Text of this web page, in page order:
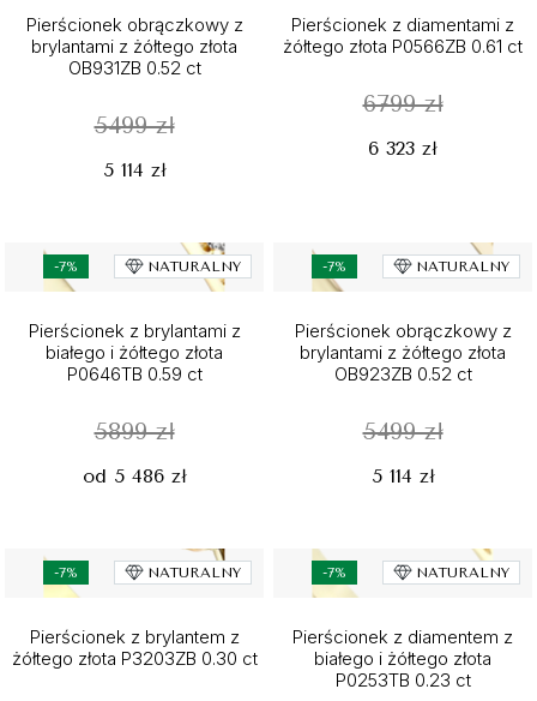
Pierścionek obrączkowy z
brylantami z żółtego złota
OB931ZB 0.52 ct
5499 zł
5 114 zł
Pierścionek z diamentami z
żółtego złota P0566ZB 0.61 ct
6799 zł
6 323 zł
-7% NATURALNY
Pierścionek z brylantami z
białego i żółtego złota
P0646TB 0.59 ct
5899 zł
od 5 486 zł
-7% NATURALNY
Pierścionek obrączkowy z
brylantami z żółtego złota
OB923ZB 0.52 ct
5499 zł
5 114 zł
-7% NATURALNY
Pierścionek z brylantem z
żółtego złota P3203ZB 0.30 ct
-7% NATURALNY
Pierścionek z diamentem z
białego i żółtego złota
P0253TB 0.23 ct